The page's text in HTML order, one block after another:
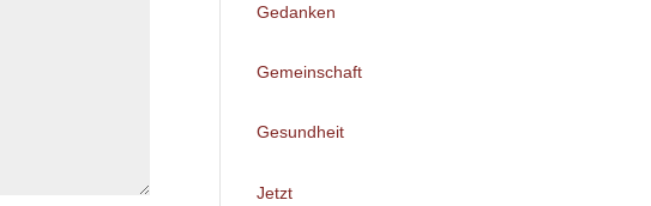
Gedanken
Gemeinschaft
Gesundheit
Jetzt